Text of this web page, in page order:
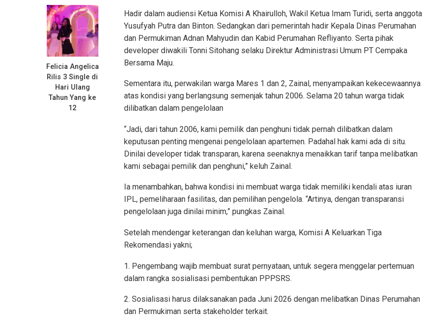
Felicia Angelica
Rilis 3 Single di
Hari Ulang
Tahun Yang ke
12
Hadir dalam audiensi Ketua Komisi A Khairulloh, Wakil Ketua Imam Turidi, serta anggota
Yusufyah Putra dan Binton. Sedangkan dari pemerintah hadir Kepala Dinas Perumahan
dan Permukiman Adnan Mahyudin dan Kabid Perumahan Refliyanto. Serta pihak
developer diwakili Tonni Sitohang selaku Direktur Administrasi Umum PT Cempaka
Bersama Maju.
Sementara itu, perwakilan warga Mares 1 dan 2, Zainal, menyampaikan kekecewaannya
atas kondisi yang berlangsung semenjak tahun 2006. Selama 20 tahun warga tidak
dilibatkan dalam pengelolaan
“Jadi, dari tahun 2006, kami pemilik dan penghuni tidak pernah dilibatkan dalam
keputusan penting mengenai pengelolaan apartemen. Padahal hak kami ada di situ.
Dinilai developer tidak transparan, karena seenaknya menaikkan tarif tanpa melibatkan
kami sebagai pemilik dan penghuni,” keluh Zainal.
Ia menambahkan, bahwa kondisi ini membuat warga tidak memiliki kendali atas iuran
IPL, pemeliharaan fasilitas, dan pemilihan pengelola. “Artinya, dengan transparansi
pengelolaan juga dinilai minim,” pungkas Zainal.
Setelah mendengar keterangan dan keluhan warga, Komisi A Keluarkan Tiga
Rekomendasi yakni;
1. Pengembang wajib membuat surat pernyataan, untuk segera menggelar pertemuan
dalam rangka sosialisasi pembentukan PPPSRS.
2. Sosialisasi harus dilaksanakan pada Juni 2026 dengan melibatkan Dinas Perumahan
dan Permukiman serta stakeholder terkait.